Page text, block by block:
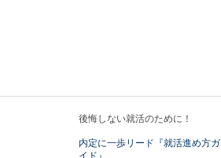
後悔しない就活のために！
内定に一歩リード『就活進め方ガ
イド』